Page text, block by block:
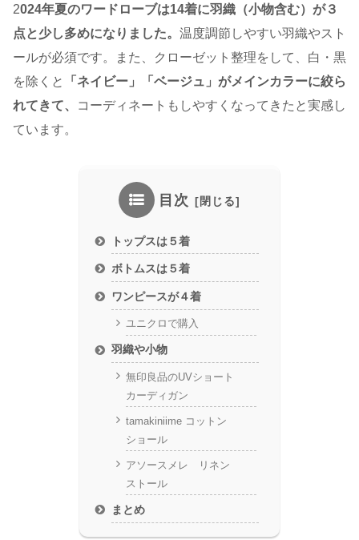
2024年夏のワードローブは14着に羽織（小物含む）が３
点と少し多めになりました。 温度調節しやすい羽織やスト
ールが必須です。また、クローゼット整理をして、白・黒
を除くと
「ネイビー」「ベージュ」がメインカラーに絞ら
れてきて、
コーディネートもしやすくなってきたと実感し
ています。
目次
トップスは５着
ボトムスは５着
ワンピースが４着
ユニクロで購入
羽織や小物
無印良品のUVショート
カーディガン
tamakiniime コットン
ショール
アソースメレ リネン
ストール
まとめ